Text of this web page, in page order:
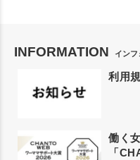
INFORMATION インフ
利用
働く
「